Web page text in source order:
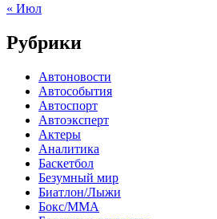
« Июл
Рубрики
Автоновости
Автособытия
Автоспорт
Автоэксперт
Актеры
Аналитика
Баскетбол
Безумный мир
Биатлон/Лыжи
Бокс/MMA